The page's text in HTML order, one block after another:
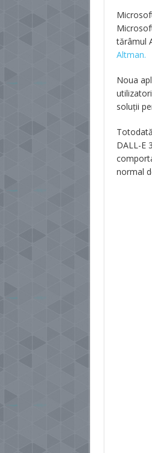
tărâmul
Altman.
Noua
soluții
DALL-E
normal